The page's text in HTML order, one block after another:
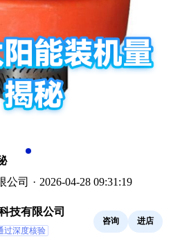
公司 · 2026-04-28 09:31:19
技有限公司
过深度核验
咨询 进店